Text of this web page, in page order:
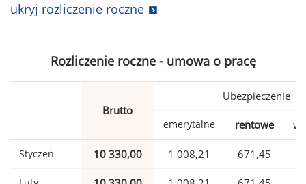
ukryj rozliczenie roczne
Rozliczenie roczne - umowa o pracę
Brutto
Ubezpieczenie
emerytalne rentowe
Styczeń 10 330,00 1 008,21 671,45